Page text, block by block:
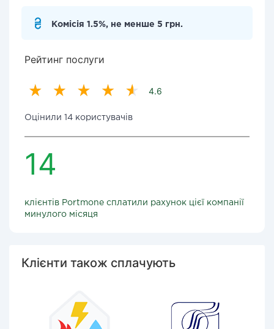
Комісія 1.5%, не менше 5 грн.
Рейтинг послуги
4.6
Оцінили 14 користувачів
14
клієнтів Portmone сплатили рахунок цієї компанії
минулого місяця
Клієнти також сплачують